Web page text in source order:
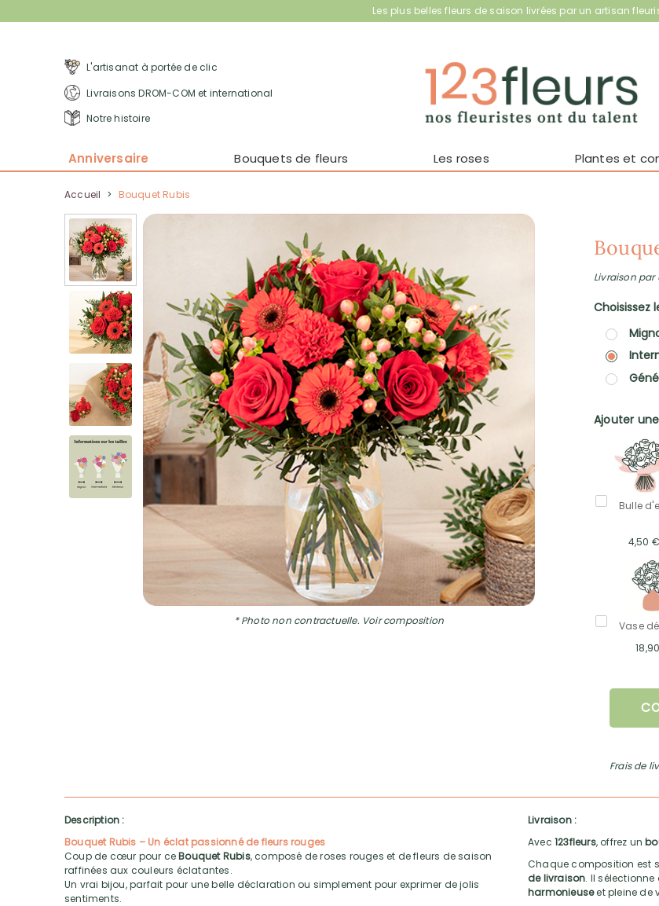
Les plus belles fleurs de saison livrées par un artisan
L'artisanat à portée de clic
Livraisons DROM-COM et international
Notre histoire
Anniversaire Bouquets de fleurs Les roses Plantes et
Accueil > Bouquet Rubis
* Photo non contractuelle. Voir composition
Livraison
Choisissez
Ajouter
Bulle
4,50 €
Vase
Frais de
Description :
Bouquet Rubis – Un éclat passionné de fleurs rouges
Coup de cœur pour ceBouquet Rubis, composé de roses rouges et de fleurs de saison
raffinées aux couleurs éclatantes.
Un vrai bijou, parfait pour une belle déclaration ou simplement pour exprimer de jolis
sentiments.
Livraison :
Avec 123fleurs, offrez un
Chaque composition est
de livraison. Il sélectionne
harmonieuseet pleine de